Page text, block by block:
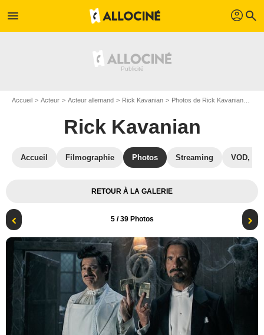
menu profil search
Accueil Acteur Acteur allemand Rick Kavanian Photos de Rick Kavanian
Rick Kavanian
Accueil Filmographie Photos Streaming VOD,
RETOUR À LA GALERIE
5/ 39 Photos